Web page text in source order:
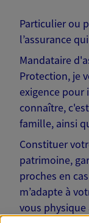
Particulier ou
l’assurance
Mandataire
Protection, je
exigence pour
connaître,
famille, ainsi
Constituer
patrimoine,
proches en
m’adapte à
vous